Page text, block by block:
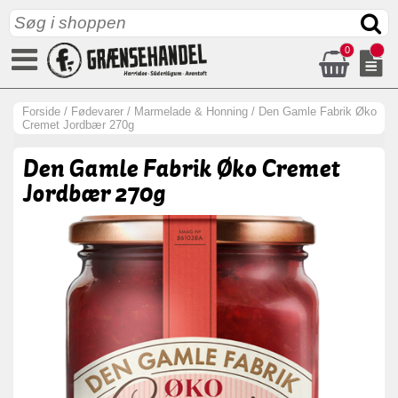
0
Forside / Fødevarer / Marmelade & Honning / Den Gamle Fabrik Øko
Cremet Jordbær 270g
Den Gamle Fabrik Øko Cremet
Jordbær 270g